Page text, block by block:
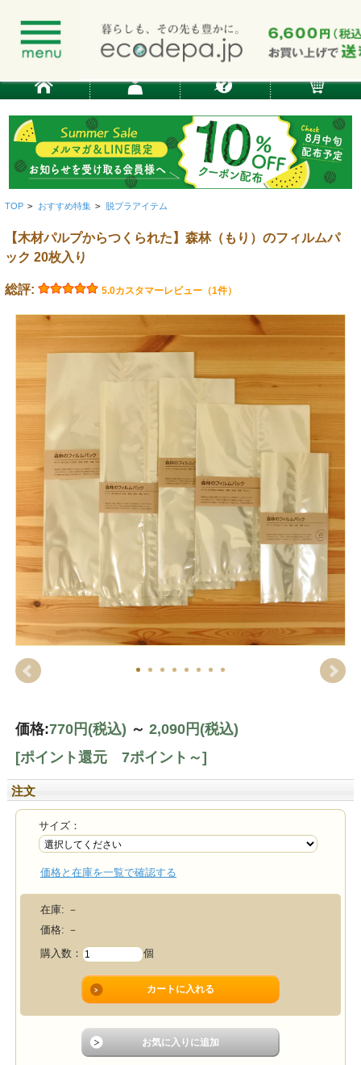
TOP > おすすめ特集 > 脱プラアイテム
【木材パルプからつくられた】森林（もり）のフィルムパ
ック 20枚入り
総評: 5.0カスタマーレビュー（1件）
価格:770円 (税込) ～ 2,090円 (税込)
[ポイント還元 7ポイント～]
注文
サイズ：
価格と在庫を一覧で確認する
在庫: －
価格: －
購入数：
個